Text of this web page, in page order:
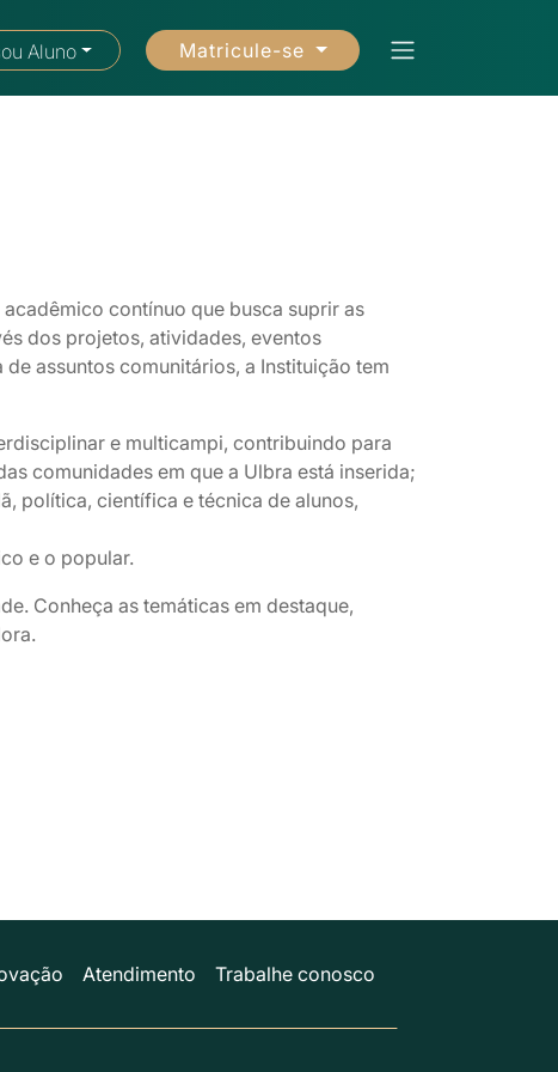
Aluno Matricule-se
contínuo que busca suprir as
dos projetos, atividades, eventos
assuntos comunitários, a Instituição tem
e multicampi, contribuindo para
comunidades em que a Ulbra está inserida;
política, científica e técnica de alunos,
e o popular.
Conheça as temáticas em destaque,
Atendimento Trabalhe conosco